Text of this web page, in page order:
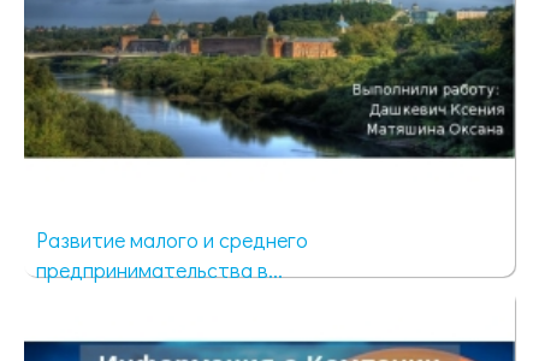
Развитие малого и среднего
предпринимательства в...